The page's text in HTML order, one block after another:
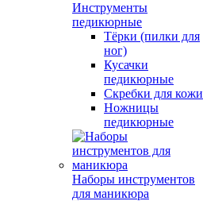
Инструменты
педикюрные
Тёрки (пилки для
ног)
Кусачки
педикюрные
Скребки для кожи
Ножницы
педикюрные
Наборы инструментов
для маникюра